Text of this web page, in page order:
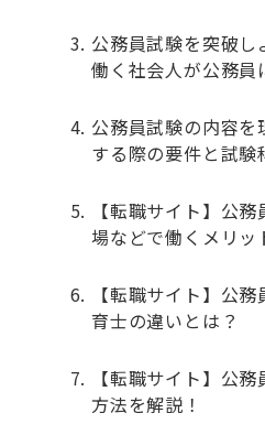
公務員試験を突破し
働く社会人が公務員
公務員試験の内容
する際の要件と試験
【転職サイト】公
場などで働くメリッ
【転職サイト】公
育士の違いとは？
【転職サイト】公
方法を解説！